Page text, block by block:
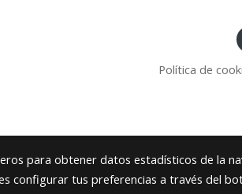
Política de
para obtener datos estadísticos de la
configurar tus preferencias a través del